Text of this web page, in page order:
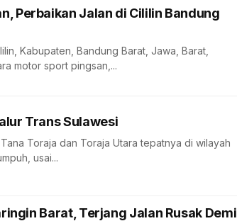
Perbaikan Jalan di Cililin Bandung
Kabupaten, Bandung Barat, Jawa, Barat,
motor sport pingsan,...
Trans Sulawesi
Toraja dan Toraja Utara tepatnya di wilayah
usai...
Barat, Terjang Jalan Rusak Demi